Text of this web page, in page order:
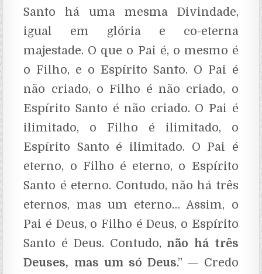
Santo há uma mesma Divindade,
igual em glória e co-eterna
majestade. O que o Pai é, o mesmo é
o Filho, e o Espírito Santo. O Pai é
não criado, o Filho é não criado, o
Espírito Santo é não criado. O Pai é
ilimitado, o Filho é ilimitado, o
Espírito Santo é ilimitado. O Pai é
eterno, o Filho é eterno, o Espírito
Santo é eterno. Contudo, não há três
eternos, mas um eterno… Assim, o
Pai é Deus, o Filho é Deus, o Espírito
Santo é Deus. Contudo, não há três
Deuses, mas um só Deus.” — Credo